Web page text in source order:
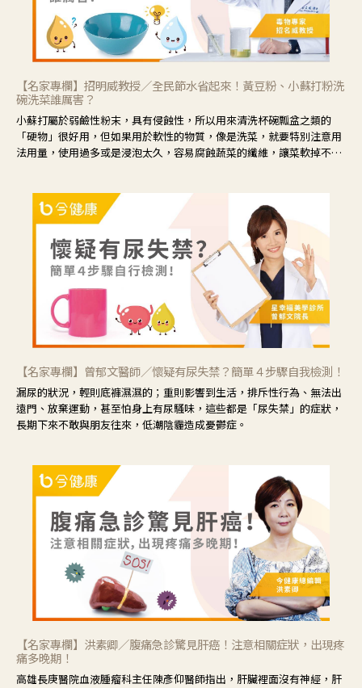
【名家專欄】招明威教授／全民節水省起來！黃豆粉、小蘇打粉洗
碗洗菜誰厲害？
小蘇打屬於弱鹼性粉末，具有侵蝕性，所以用來清洗杯碗瓢盆之類的
「硬物」很好用，但如果用於軟性的物質，像是洗菜，就要特別注意用
法用量，使用過多或是浸泡太久，容易腐蝕蔬菜的纖維，讓菜軟掉不清
【名家專欄】曾郁文醫師／懷疑有尿失禁？簡單４步驟自我檢測！
漏尿的狀況，輕則底褲濕濕的；重則影響到生活，排斥性行為、無法出
遠門、放棄運動，甚至怕身上有尿騷味，這些都是「尿失禁」的症狀，
長期下來不敢與朋友往來，低潮陰霾造成憂鬱症。
【名家專欄】洪素卿／腹痛急診驚見肝癌！注意相關症狀，出現疼
痛多晚期！
高雄長庚醫院血液腫瘤科主任陳彥仰醫師指出，肝臟裡面沒有神經，肝